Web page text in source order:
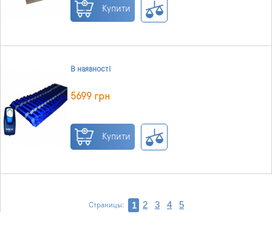
Купити
В наявності
5699 грн
Купити
Страницы: 1 2 3 4 5